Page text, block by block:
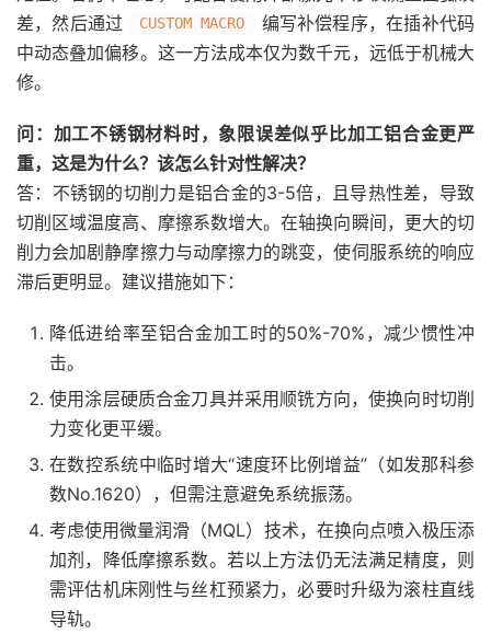
差，然后通过
CUSTOM MACRO
编写补偿程序，在插补代码
中动态叠加偏移。这一方法成本仅为数千元，远低于机械大
修。
问：加工不锈钢材料时，象限误差似乎比加工铝合金更严
重，这是为什么？该怎么针对性解决？
答：不锈钢的切削力是铝合金的3-5倍，且导热性差，导致
切削区域温度高、摩擦系数增大。在轴换向瞬间，更大的切
削力会加剧静摩擦力与动摩擦力的跳变，使伺服系统的响应
滞后更明显。建议措施如下：
降低进给率至铝合金加工时的50%-70%，减少惯性冲
击。
使用涂层硬质合金刀具并采用顺铣方向，使换向时切削
力变化更平缓。
在数控系统中临时增大“速度环比例增益”（如发那科参
数No.1620），但需注意避免系统振荡。
考虑使用微量润滑（MQL）技术，在换向点喷入极压添
加剂，降低摩擦系数。若以上方法仍无法满足精度，则
需评估机床刚性与丝杠预紧力，必要时升级为滚柱直线
导轨。